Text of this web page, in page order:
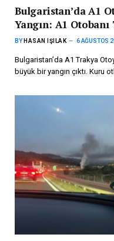
Bulgaristan’da A1
Yangın: A1
BY HASAN IŞILAK 6 AĞUSTOS
Bulgaristan’da A1 Trakya
büyük bir yangın çıktı. Kuru